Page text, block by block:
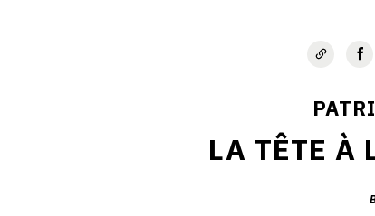
LA TÊTE À